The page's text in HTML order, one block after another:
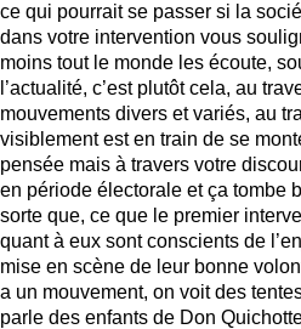
ce qui pourrait se passer si la
dans votre intervention vous
moins tout le monde les écoute,
l’actualité, c’est plutôt cela, au
mouvements divers et variés, au
visiblement est en train de se
pensée mais à travers votre
en période électorale et ça tombe
sorte que, ce que le premier
quant à eux sont conscients de
mise en scène de leur bonne
a un mouvement, on voit des
parle des enfants de Don